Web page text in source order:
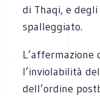
di Thaqi, e
spalleggiato.
L’affermazione
l’inviolabilità
dell’ordine